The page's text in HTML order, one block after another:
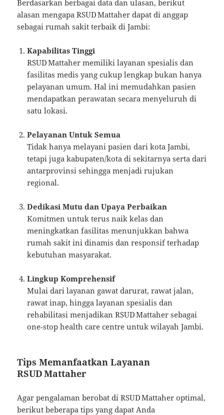
Berdasarkan berbagai data dan ulasan, berikut
alasan mengapa RSUD Mattaher dapat di anggap
sebagai rumah sakit terbaik di Jambi:
Kapabilitas Tinggi
RSUD Mattaher memiliki layanan spesialis dan
fasilitas medis yang cukup lengkap bukan hanya
pelayanan umum. Hal ini memudahkan pasien
mendapatkan perawatan secara menyeluruh di
satu lokasi.
Pelayanan Untuk Semua
Tidak hanya melayani pasien dari kota Jambi,
tetapi juga kabupaten/kota di sekitarnya serta dari
antarprovinsi sehingga menjadi rujukan
regional.
Dedikasi Mutu dan Upaya Perbaikan
Komitmen untuk terus naik kelas dan
meningkatkan fasilitas menunjukkan bahwa
rumah sakit ini dinamis dan responsif terhadap
kebutuhan masyarakat.
Lingkup Komprehensif
Mulai dari layanan gawat darurat, rawat jalan,
rawat inap, hingga layanan spesialis dan
rehabilitasi menjadikan RSUD Mattaher sebagai
one‑stop health care centre untuk wilayah Jambi.
Tips Memanfaatkan Layanan
RSUD Mattaher
Agar pengalaman berobat di RSUD Mattaher optimal,
berikut beberapa tips yang dapat Anda